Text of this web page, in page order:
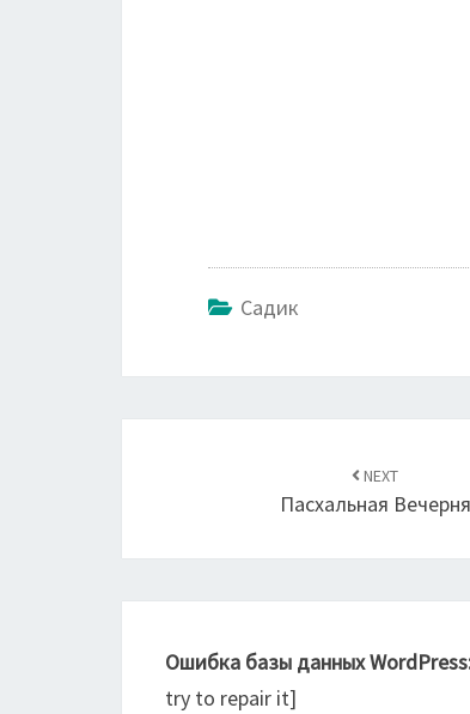
Садик
NEXT
Пасхальная Вечерня
Ошибка базы данных
try to repair it]